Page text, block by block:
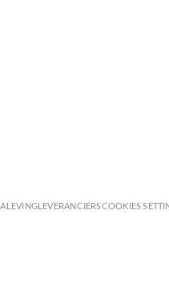
LEVERANCIERSCOOKIES